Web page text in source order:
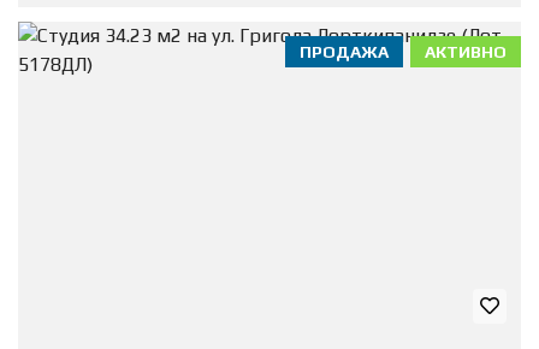
АКТИВНО
ПРОДАЖА